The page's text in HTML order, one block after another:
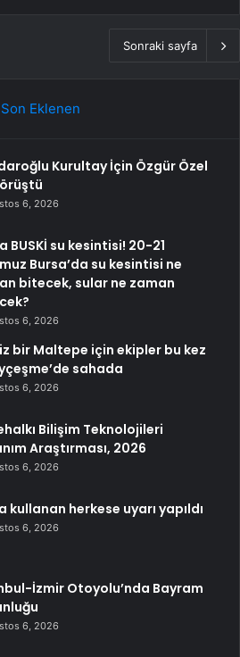
Sonraki sayfa
Son Eklenen
Kurultay İçin Özgür Özel
6, 2026
BUSKİ su kesintisi! 20-21
Bursa’da su kesintisi ne
bitecek, sular ne zaman
6, 2026
bir Maltepe için ekipler bu kez
sahada
6, 2026
Bilişim Teknolojileri
Araştırması, 2026
6, 2026
kullanan herkese uyarı yapıldı
6, 2026
İzmir Otoyolu’nda Bayram
6, 2026